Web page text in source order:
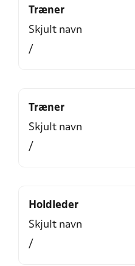
Træner
Skjult navn
/
Træner
Skjult navn
/
Holdleder
Skjult navn
/